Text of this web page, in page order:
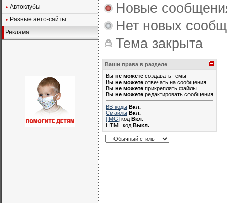
Автоклубы
Разные авто-сайты
Реклама
Новые
Нет новых
Тема закрыта
Ваши права в разделе
Вы не можете создавать темы
Вы не можете отвечать на сообщения
Вы не можете прикреплять файлы
Вы не можете редактировать сообщения
BB коды Вкл.
Смайлы Вкл.
[IMG] код Вкл.
HTML код Выкл.